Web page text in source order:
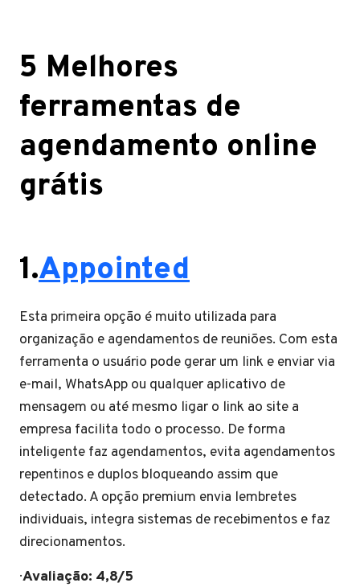
5 Melhores
ferramentas de
agendamento online
grátis
1.Appointed
Esta primeira opção é muito utilizada para
organização e agendamentos de reuniões. Com esta
ferramenta o usuário pode gerar um link e enviar via
e-mail, WhatsApp ou qualquer aplicativo de
mensagem ou até mesmo ligar o link ao site a
empresa facilita todo o processo. De forma
inteligente faz agendamentos, evita agendamentos
repentinos e duplos bloqueando assim que
detectado. A opção premium envia lembretes
individuais, integra sistemas de recebimentos e faz
direcionamentos.
·Avaliação: 4,8/5